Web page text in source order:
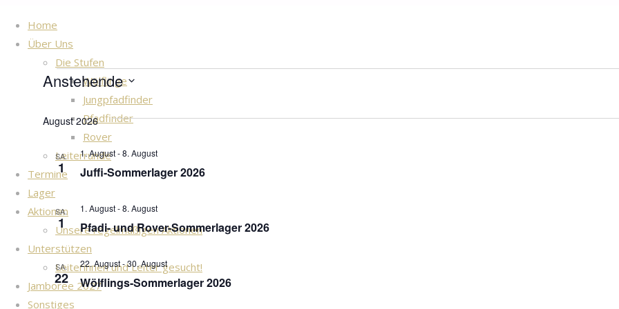
Home
Über Uns
Die Stufen
Wölflinge
Jungpfadfinder
Pfadfinder
Rover
Leiterrunde
Termine
Lager
Aktionen
Unsere regelmäßigen Aktionen
Unterstützen
Leiterinnen und Leiter gesucht!
Jamboree 2027
Sonstiges
Start
Veranstaltungen
Veranstaltungen
Anstehende
Datum
wählen.
August 2026
SA.
1 Juffi-Sommerlager 2026
1. August-8. August
SA.
1 Pfadi- und Rover-Sommerlager 2026
1. August-8. August
SA.
22 Wölflings-Sommerlager 2026
22. August-30. August